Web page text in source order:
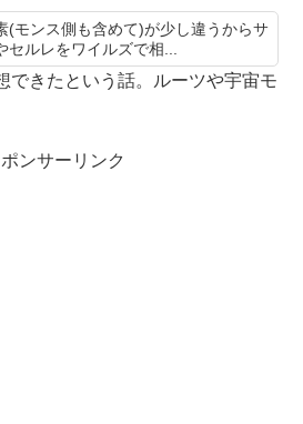
(モンス側も含めて)が少し違うからサ
ルレをワイルズで相...
できたという話。ルーツや宇宙モ
ンサーリンク